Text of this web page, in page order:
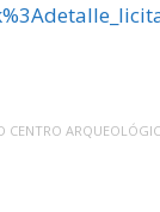
CENTRO